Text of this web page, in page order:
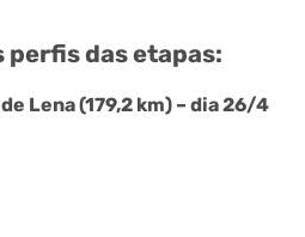
perfis das etapas:
Lena (179,2 km) – dia 26/4